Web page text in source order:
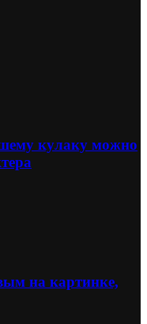
кулаку можно
на картинке,